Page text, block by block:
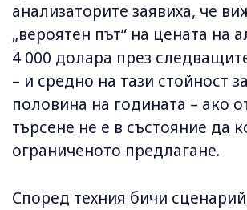
анализаторите заявиха, че
„вероятен път“ на цената на
4 000 долара през
– и средно на тази стойност
половина на годината – ако
търсене не е в състояние да
ограниченото предлагане.
Според техния бичи